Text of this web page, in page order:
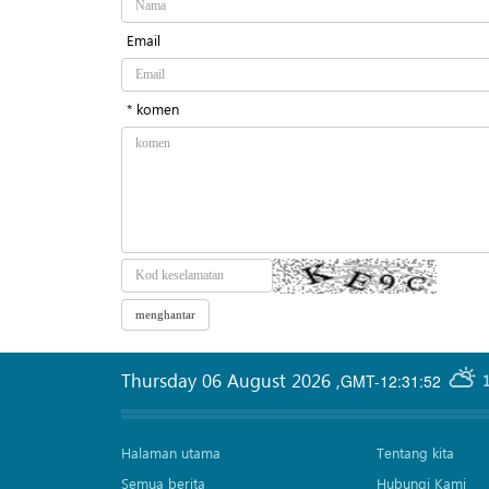
Email
* komen
GMT-12:31:52
Thursday 06 August 2026 ,
Halaman utama
Semua berita
Tentang kita
Hubungi Kami